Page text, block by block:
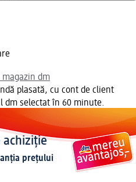
dm
plasată, cu cont de client
dm selectat în 60 minute.
achiziție
prețului